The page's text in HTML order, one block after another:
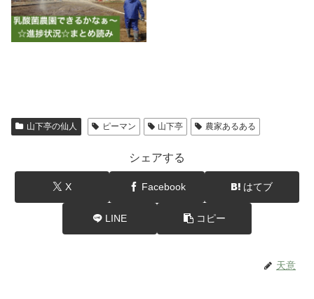
山下亭の仙人 ピーマン 山下亭 農家あるある
シェアする
X Facebook はてブ
LINE コピー
天意